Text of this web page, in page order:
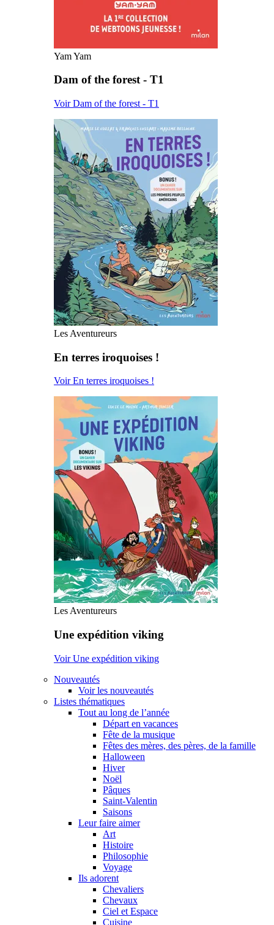
Yam Yam
Dam of the forest - T1
Voir Dam of the forest - T1
Les Aventureurs
En terres iroquoises !
Voir En terres iroquoises !
Les Aventureurs
Une expédition viking
Voir Une expédition viking
Nouveautés
Voir les nouveautés
Listes thématiques
Tout au long de l’année
Départ en vacances
Fête de la musique
Fêtes des mères, des pères, de la famille
Halloween
Hiver
Noël
Pâques
Saint-Valentin
Saisons
Leur faire aimer
Art
Histoire
Philosophie
Voyage
Ils adorent
Chevaliers
Chevaux
Ciel et Espace
Cuisine